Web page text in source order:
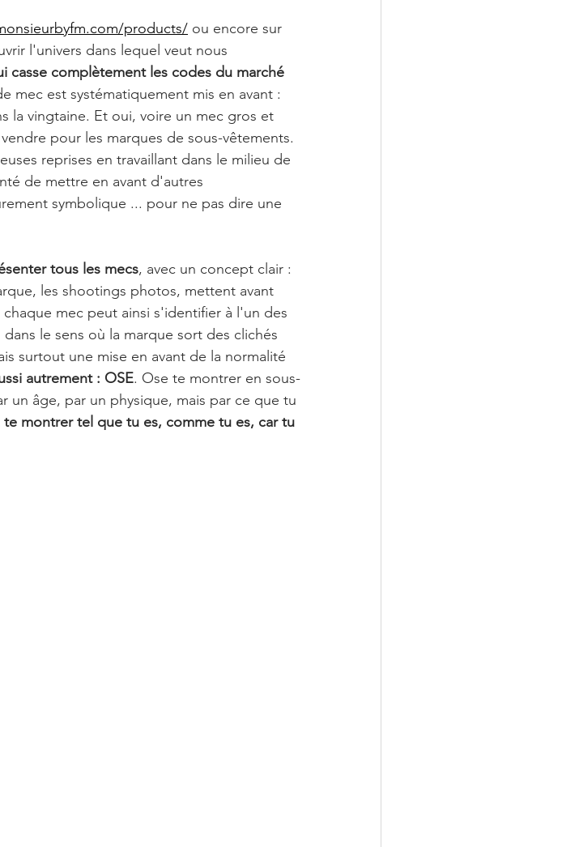
products/ ou encore sur
l'univers dans lequel veut nous
casse complètement les codes du marché
mec est systématiquement mis en avant :
la vingtaine. Et oui, voire un mec gros et
pour les marques de sous-vêtements.
reprises en travaillant dans le milieu de
de mettre en avant d'autres
symbolique ... pour ne pas dire une
tous les mecs, avec un concept clair :
les shootings photos, mettent avant
mec peut ainsi s'identifier à l'un des
le sens où la marque sort des clichés
surtout une mise en avant de la normalité
autrement : OSE. Ose te montrer en sous-
un âge, par un physique, mais par ce que tu
te montrer tel que tu es, comme tu es, car tu